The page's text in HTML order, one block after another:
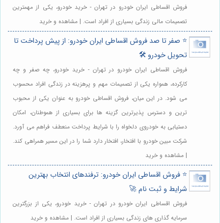
فروش اقساطی ایران خودرو در تهران - خرید خودرو، یکی از مهمترین
تصمیمات مالی زندگی بسیاری از افراد است. | مشاهده و خرید
⭐️ صفر تا صد فروش اقساطی ایران خودرو: از پیش پرداخت تا
تحویل خودرو 🛠️
فروش اقساطی ایران خودرو در تهران - خرید خودرو، چه صفر و چه
کارکرده، همواره یکی از تصمیمات مهم و پرهزینه در زندگی افراد محسوب
می شود. در این میان، فروش اقساطی خودرو به عنوان یکی از محبوب
ترین و دسترس پذیرترین گزینه ها برای بسیاری از هموطنان، امکان
دستیابی به خودروی دلخواه را با شرایط پرداخت منعطف فراهم می آورد.
شرکت مبین خودرو با افتخار، افتخار دارد شما را در این مسیر همراهی کند.
| مشاهده و خرید
⭐️ فروش اقساطی ایران خودرو: ترفندهای انتخاب بهترین
شرایط و ثبت نام 🚀
فروش اقساطی ایران خودرو در تهران - خرید خودرو، یکی از بزرگترین
سرمایه گذاری های زندگی بسیاری از افراد است. | مشاهده و خرید